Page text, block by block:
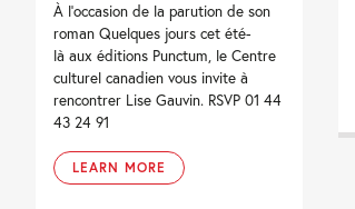
À l’occasion de la parution de son
roman Quelques jours cet été-
là aux éditions Punctum, le Centre
culturel canadien vous invite à
rencontrer Lise Gauvin. RSVP 01 44
43 24 91
LEARN MORE